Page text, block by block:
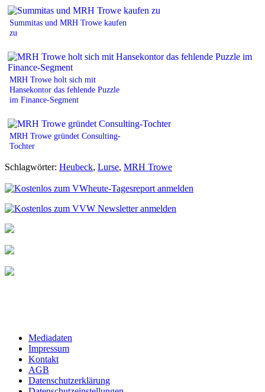
Summitas und MRH Trowe kaufen
zu
MRH Trowe holt sich mit
Hansekontor das fehlende Puzzle
im Finance-Segment
MRH Trowe gründet Consulting-
Tochter
Schlagwörter: Heubeck, Lurse, MRH Trowe
Mediadaten
Impressum
Kontakt
AGB
Datenschutzerklärung